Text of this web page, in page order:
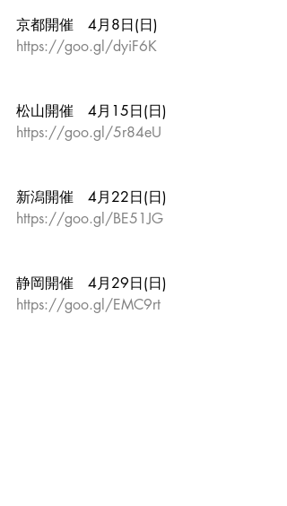
京都開催　4月8日(日)
https://goo.gl/dyiF6K
松山開催　4月15日(日)
https://goo.gl/5r84eU
新潟開催　4月22日(日)
https://goo.gl/BE51JG
静岡開催　4月29日(日)
https://goo.gl/EMC9rt